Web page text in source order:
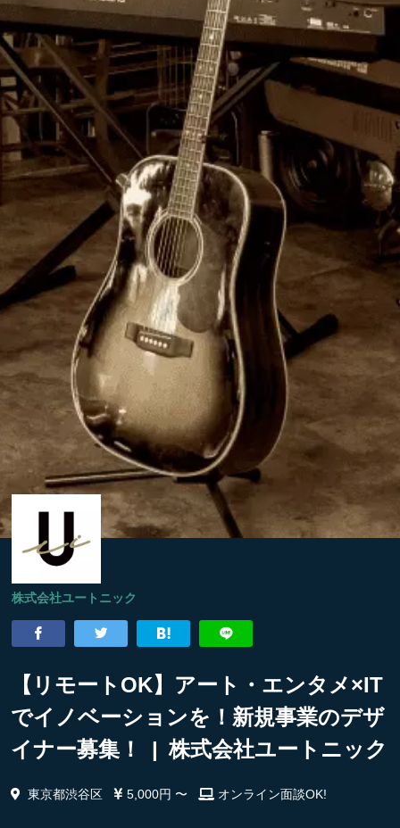
株式会社ユートニック
【リモートOK】アート・エンタメ×IT
でイノベーションを！新規事業のデザ
イナー募集！ | 株式会社ユートニック
東京都渋谷区 5,000円 〜 オンライン面談OK!